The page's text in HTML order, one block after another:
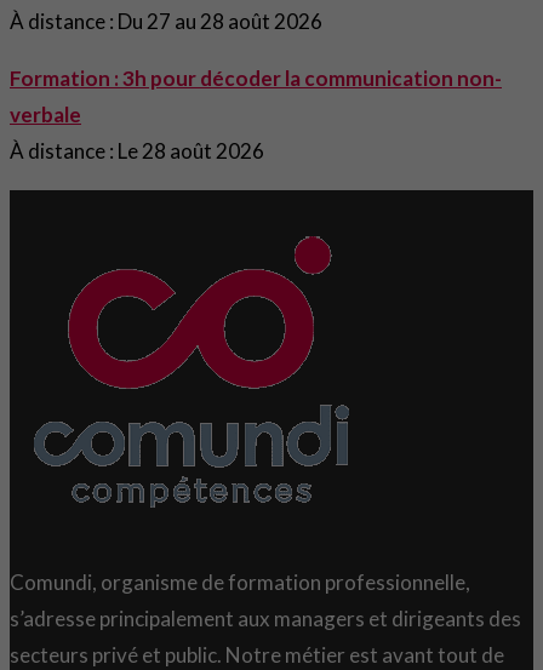
À distance : Du 27 au 28 août 2026
Formation : 3h pour décoder la communication non-
verbale
À distance : Le 28 août 2026
Comundi, organisme de formation professionnelle,
s’adresse principalement aux managers et dirigeants des
secteurs privé et public. Notre métier est avant tout de